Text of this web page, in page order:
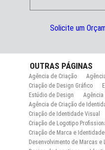
Solicite um
OUTRAS PÁGINAS
Agência de Criação
Criação de Design Gráfico
Estúdio de Design
Agência
Agência de Criação de
Criação de Identidade Visual
Criação de Logotipo
Criação de Marca e Identidade
Desenvolvimento de Marcas e